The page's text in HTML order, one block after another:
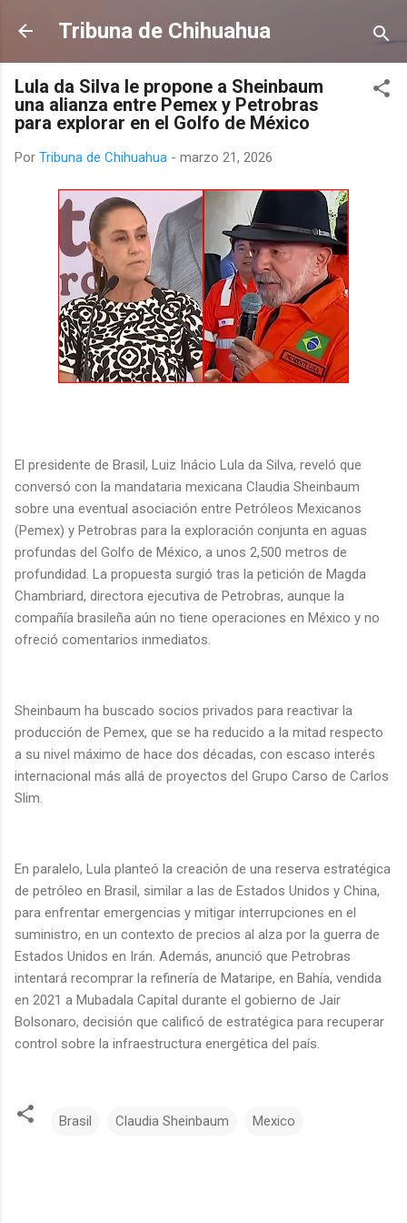
Ir al contenido principal
Tribuna de Chihuahua
Lula da Silva le propone a Sheinbaum
una alianza entre Pemex y Petrobras
para explorar en el Golfo de México
Por Tribuna de Chihuahua - marzo 21, 2026
El presidente de Brasil, Luiz Inácio Lula da Silva, reveló que
conversó con la mandataria mexicana Claudia Sheinbaum
sobre una eventual asociación entre Petróleos Mexicanos
(Pemex) y Petrobras para la exploración conjunta en aguas
profundas del Golfo de México, a unos 2,500 metros de
profundidad. La propuesta surgió tras la petición de Magda
Chambriard, directora ejecutiva de Petrobras, aunque la
compañía brasileña aún no tiene operaciones en México y no
ofreció comentarios inmediatos.
Sheinbaum ha buscado socios privados para reactivar la
producción de Pemex, que se ha reducido a la mitad respecto
a su nivel máximo de hace dos décadas, con escaso interés
internacional más allá de proyectos del Grupo Carso de Carlos
Slim.
En paralelo, Lula planteó la creación de una reserva estratégica
de petróleo en Brasil, similar a las de Estados Unidos y China,
para enfrentar emergencias y mitigar interrupciones en el
suministro, en un contexto de precios al alza por la guerra de
Estados Unidos en Irán. Además, anunció que Petrobras
intentará recomprar la refinería de Mataripe, en Bahía, vendida
en 2021 a Mubadala Capital durante el gobierno de Jair
Bolsonaro, decisión que calificó de estratégica para recuperar
control sobre la infraestructura energética del país.
Brasil Claudia Sheinbaum Mexico